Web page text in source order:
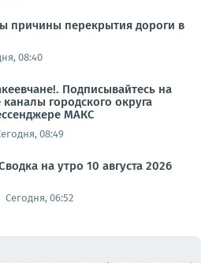
причины перекрытия дороги в
08:40
Подписывайтесь на
городского округа
MAКС
08:49
на утро 10 августа 2026
Сегодня, 06:52